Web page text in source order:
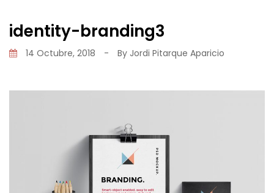
identity-branding3
14 Octubre, 2018 - By Jordi Pitarque Aparicio